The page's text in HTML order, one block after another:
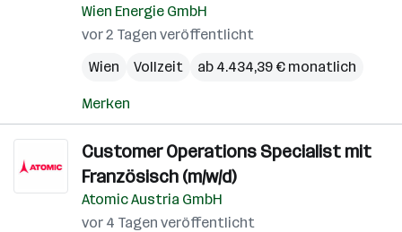
Wien Energie GmbH
vor 2 Tagen veröffentlicht
Wien
Vollzeit ab 4.434,39 € monatlich
Merken
Customer Operations Specialist mit
Französisch (m/w/d)
Atomic Austria GmbH
vor 4 Tagen veröffentlicht